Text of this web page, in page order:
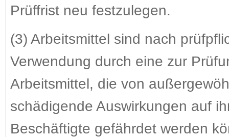
Prüffrist neu festzulegen.
(3) Arbeitsmittel sind nach
Verwendung durch eine zur
Arbeitsmittel, die von
schädigende Auswirkungen auf
Beschäftigte gefährdet werden